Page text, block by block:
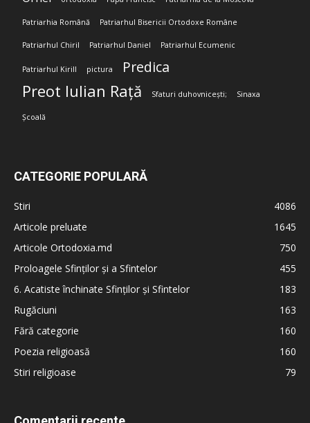
Patriarhia Română Patriarhul Bisericii Ortodoxe Române
Patriarhul Chiril Patriarhul Daniel Patriarhul Ecumenic
Patriarhul Kirill pictura Predica
Preot Iulian Rață Sfaturi duhovnicești; Sinaxa
Școală
CATEGORIE POPULARĂ
Stiri
4086
Articole preluate
1645
Articole Ortodoxia.md
750
Proloagele Sfinților și a Sfintelor
455
6. Acatiste închinate Sfinților și Sfintelor
183
Rugăciuni
163
Fără categorie
160
Poezia religioasă
160
Stiri religioase
79